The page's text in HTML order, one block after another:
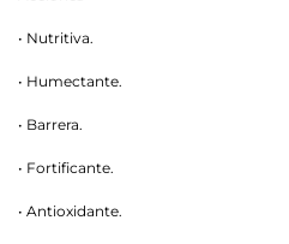
• Nutritiva.
• Humectante.
• Barrera.
• Fortificante.
• Antioxidante.